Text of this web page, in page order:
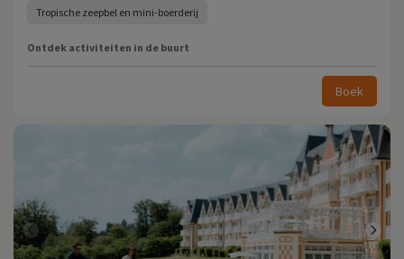
Tropische zeepbel en mini-boerderij
Ontdek activiteiten in de buurt
Boek